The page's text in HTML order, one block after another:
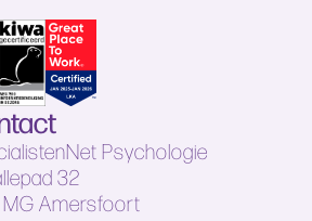
Psychologie
32
MG Amersfoort